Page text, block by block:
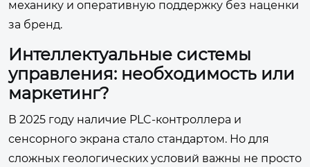
механику и оперативную поддержку без наценки
за бренд.
Интеллектуальные системы
управления: необходимость или
маркетинг?
В 2025 году наличие PLC-контроллера и
сенсорного экрана стало стандартом. Но для
сложных геологических условий важны не просто